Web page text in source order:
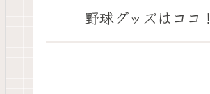
野球グッズはココ！